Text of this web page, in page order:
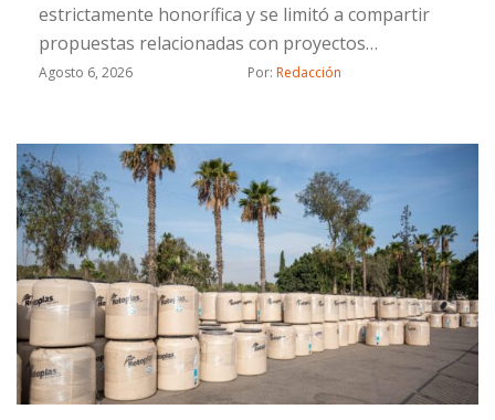
estrictamente honorífica y se limitó a compartir
propuestas relacionadas con proyectos
estratégicos
Agosto 6, 2026 Por: Redacción